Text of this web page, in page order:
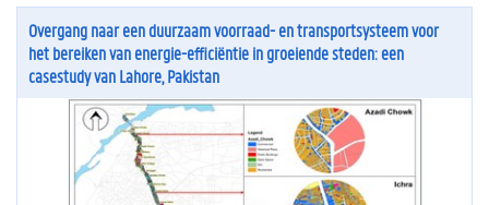
Overgang naar een duurzaam voorraad- en transportsysteem voor
het bereiken van energie-efficiëntie in groeiende steden: een
casestudy van Lahore, Pakistan